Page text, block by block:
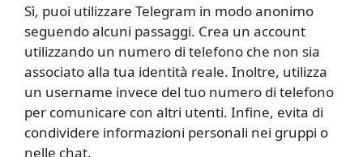
Sì, puoi utilizzare Telegram in modo anonimo
seguendo alcuni passaggi. Crea un account
utilizzando un numero di telefono che non sia
associato alla tua identità reale. Inoltre, utilizza
un username invece del tuo numero di telefono
per comunicare con altri utenti. Infine, evita di
condividere informazioni personali nei gruppi o
nelle chat.